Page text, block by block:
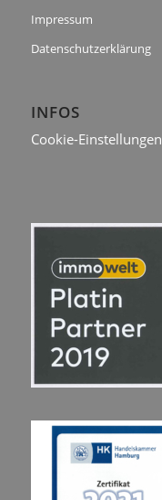
Impressum
Datenschutzerklärung
INFOS
Cookie-Einstellungen